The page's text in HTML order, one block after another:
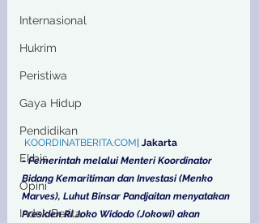
Internasional
Hukrim
Peristiwa
Gaya Hidup
Pendidikan
Ekbis
Opini
Indek Berita
KOORDINATBERITA.COM Jakarta
- Pemerintah melalui Menteri Koordinator
Bidang Kemaritiman dan Investasi (Menko
Marves), Luhut Binsar Pandjaitan menyatakan
Presiden RI Joko Widodo (Jokowi) akan